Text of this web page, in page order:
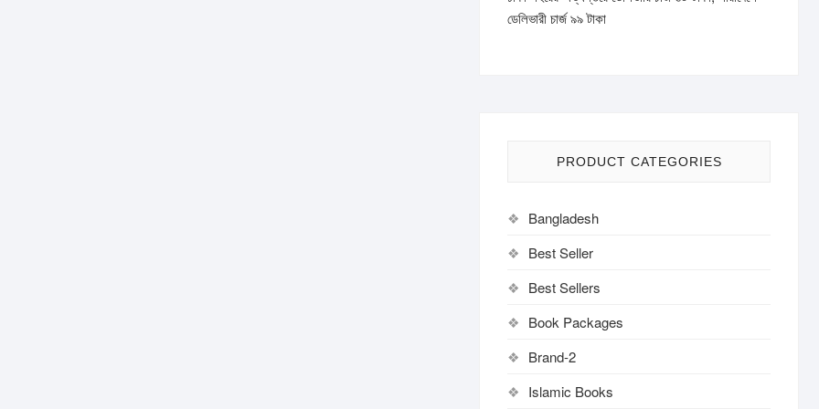
ডেলিভারী চার্জ ৯৯ টাকা
PRODUCT CATEGORIES
Bangladesh
Best Seller
Best Sellers
Book Packages
Brand-2
Islamic Books